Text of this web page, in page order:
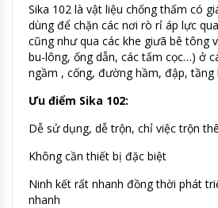
Sika 102 là vật liệu chống thấm có
dùng để chặn các nơi rò rỉ áp lực
cũng như qua các khe giưã bê tông
bu-lông, ống dẫn, các tấm cọc…) ở
ngầm , cống, đường hầm, đập, tầng
Ưu điểm Sika 102:
Dễ sử dụng, dễ trộn, chỉ việc trộn
Không cần thiết bị đặc biệt
Ninh kết rất nhanh đồng thời phát
nhanh